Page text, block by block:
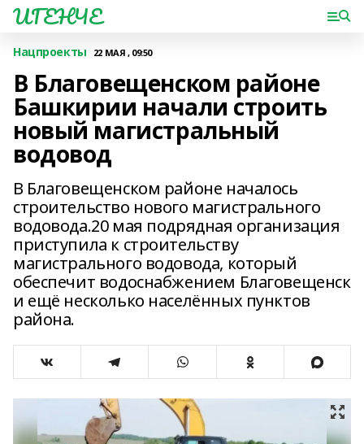
ИГЕНЧЕ
Нацпроекты 22 МАЯ , 09:50
В Благовещенском районе
Башкирии начали строить
новый магистральный
водовод
В Благовещенском районе началось
строительство нового магистрального
водовода.20 мая подрядная организация
приступила к строительству
магистрального водовода, который
обеспечит водоснабжением Благовещенск
и ещё несколько населённых пунктов
района.